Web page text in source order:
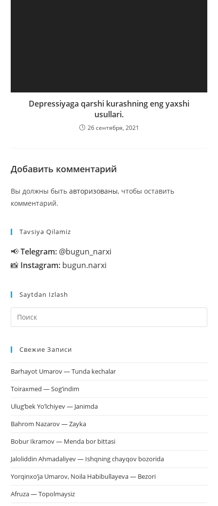
Depressiyaga qarshi kurashning eng yaxshi
usullari.
26 сентября, 2021
Добавить комментарий
Вы должны бытьавторизованы, чтобы оставить
комментарий.
Tavsiya Qilamiz
📢Telegram: @bugun_narxi
📸 Instagram: bugun.narxi
Saytdan Izlash
Свежие Записи
Barhayot Umarov — Tunda kechalar
Toiraxmed — Sog’indim
Ulug’bek Yo’lchiyev — Janimda
Bahrom Nazarov — Zayka
Bobur Ikramov — Menda bor bittasi
Jaloliddin Ahmadaliyev — Ishqning chayqov bozorida
Yorqinxo’ja Umarov, Noila Habibullayeva — Bezori
Afruza — Topolmaysiz